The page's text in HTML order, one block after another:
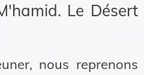
Le Désert
nous reprenons